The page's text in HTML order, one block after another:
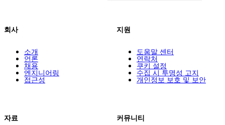
회사
소개
언론
채용
엔지니어링
접근성
자료
지원
도움말 센터
연락처
쿠키 설정
수집 시 투명성 고지
개인정보 보호 및 보안
커뮤니티